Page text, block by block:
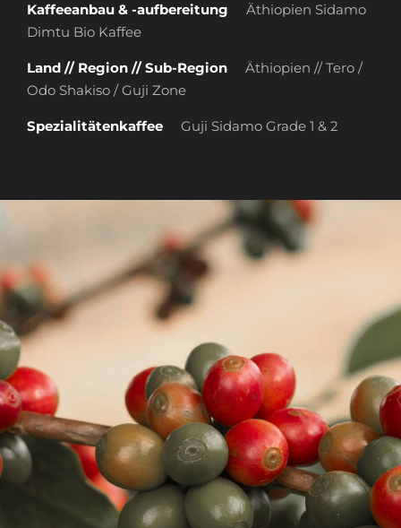
Kaffeeanbau & -aufbereitung
Äthiopien Sidamo
Dimtu Bio Kaffee
Land // Region // Sub-Region
Äthiopien // Tero /
Odo Shakiso / Guji Zone
Spezialitätenkaffee Guji Sidamo Grade 1 & 2